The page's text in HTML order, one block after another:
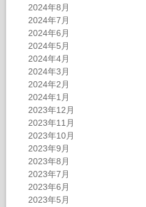
2024年8月
2024年7月
2024年6月
2024年5月
2024年4月
2024年3月
2024年2月
2024年1月
2023年12月
2023年11月
2023年10月
2023年9月
2023年8月
2023年7月
2023年6月
2023年5月